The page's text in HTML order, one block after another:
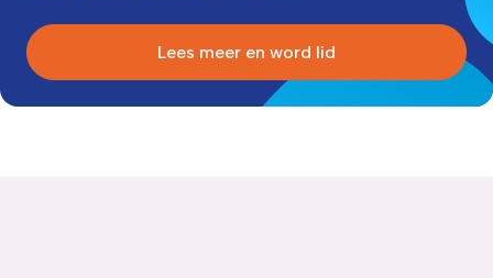
Lees meer en word lid